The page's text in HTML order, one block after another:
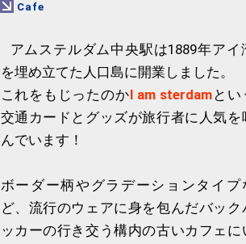
Cafe
アムステルダム中央駅は1889年アイ
を埋め立てた人口島に開業しました。
これをもじったのかI am sterdam とい
交通カードとグッズが旅行者に人気を
んでいます！
ボーダー柄やグラデーションタイプ
ど、流行のウェアに身を包んだバック
ッカーの行き交う構内の古いカフェに